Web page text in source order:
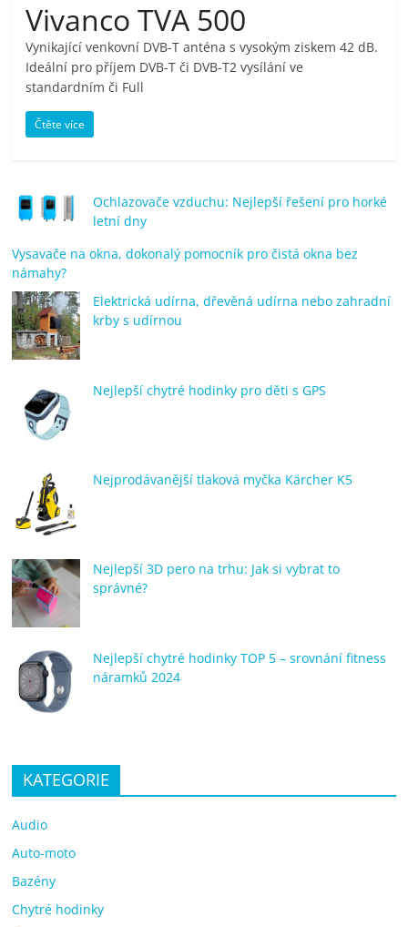
pračky,
televize,
notebooky,
mobilní
telefony,
kávovary,
bazény
elektronika
porovnání
Elektro
recenze,
pračky,
televize,
mobilní
telefony,
kávovary,
Vivanco TVA 500
Vynikající venkovní DVB-T anténa s vysokým ziskem 42 dB.
Ideální pro příjem DVB-T či DVB-T2 vysílání ve
standardním či Full
Čtěte více
Ochlazovače vzduchu: Nejlepší řešení pro horké
letní dny
Vysavače na okna, dokonalý pomocník pro čistá okna bez
námahy?
Elektrická udírna, dřevěná udírna nebo zahradní
krby s udírnou
Nejlepší chytré hodinky pro děti s GPS
Nejprodávanější tlaková myčka Kärcher K5
Nejlepší 3D pero na trhu: Jak si vybrat to
správné?
Nejlepší chytré hodinky TOP 5 – srovnání fitness
náramků 2024
KATEGORIE
Audio
Auto-moto
Bazény
Chytré hodinky